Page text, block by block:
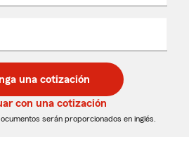
una cotización
con una cotización
serán proporcionados en inglés.